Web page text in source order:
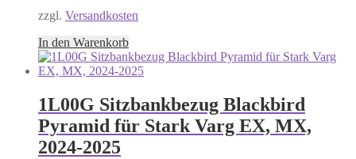
zzgl. Versandkosten
In den Warenkorb
1L00G Sitzbankbezug Blackbird
Pyramid für Stark Varg EX, MX,
2024-2025